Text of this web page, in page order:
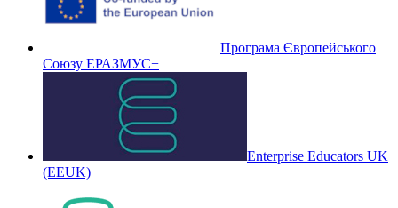
Програма Європейського
Союзу ЕРАЗМУС+
Enterprise Educators UK
(EEUK)